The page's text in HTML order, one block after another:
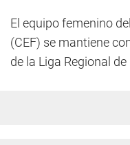
El equipo femenino
(CEF) se mantiene
de la Liga Regional